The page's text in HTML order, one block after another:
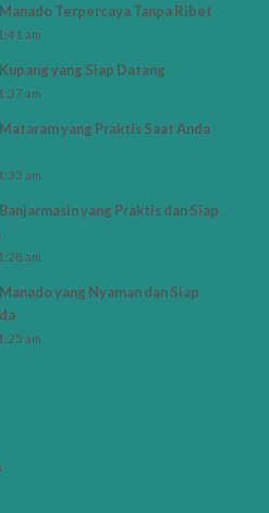
Terpercaya Tanpa Ribet
am
yang Siap Datang
am
yang Praktis Saat Anda
am
yang Praktis dan Siap
am
yang Nyaman dan Siap
am